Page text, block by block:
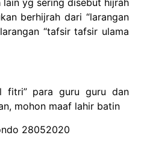
berhijrah dari “larangan
“tafsir tafsir ulama
fitri” para guru guru dan
mohon maaf lahir batin
28052020